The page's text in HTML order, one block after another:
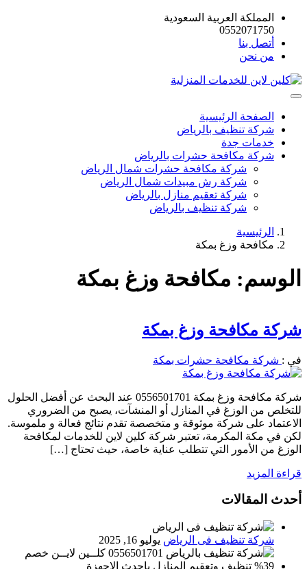
المملكة العربية السعودية
0552071750
أتصل بنا
من نحن
الصفحة الرئيسية
شركة تنظيف بالرياض
خدمات جدة
شركة مكافحة حشرات بالرياض
شركة مكافحة حشرات شمال الرياض
شركة رش مبيدات شمال الرياض
شركة تعقيم منازل بالرياض
شركة تنظيف بالرياض
الرئيسية
مكافحة وزغ بمكة
الوسم: مكافحة وزغ بمكة
شركة مكافحة وزغ بمكة
في : شركة مكافحة حشرات بمكة
شركة مكافحة وزغ بمكة 0556501701 عند البحث عن أفضل الحلول
للتخلص من الوزغ في المنازل أو المنشآت، يصبح من الضروري
الاعتماد على شركة موثوقة و متخصصة تقدم نتائج فعالة و ملموسة.
لكن في مكة المكرمة، تعتبر شركة كلين لاين للخدمات لمكافحة
الوزغ من الأمور التي تتطلب عناية خاصة، حيث تحتاج […]
قراءة المزيد
أحدث المقالات
شركة تنظيف فى الرياض يوليو 16, 2025